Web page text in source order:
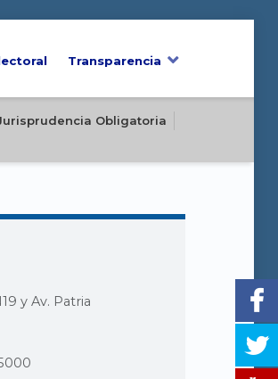
Transparencia
Obligatoria
y Av. Patria